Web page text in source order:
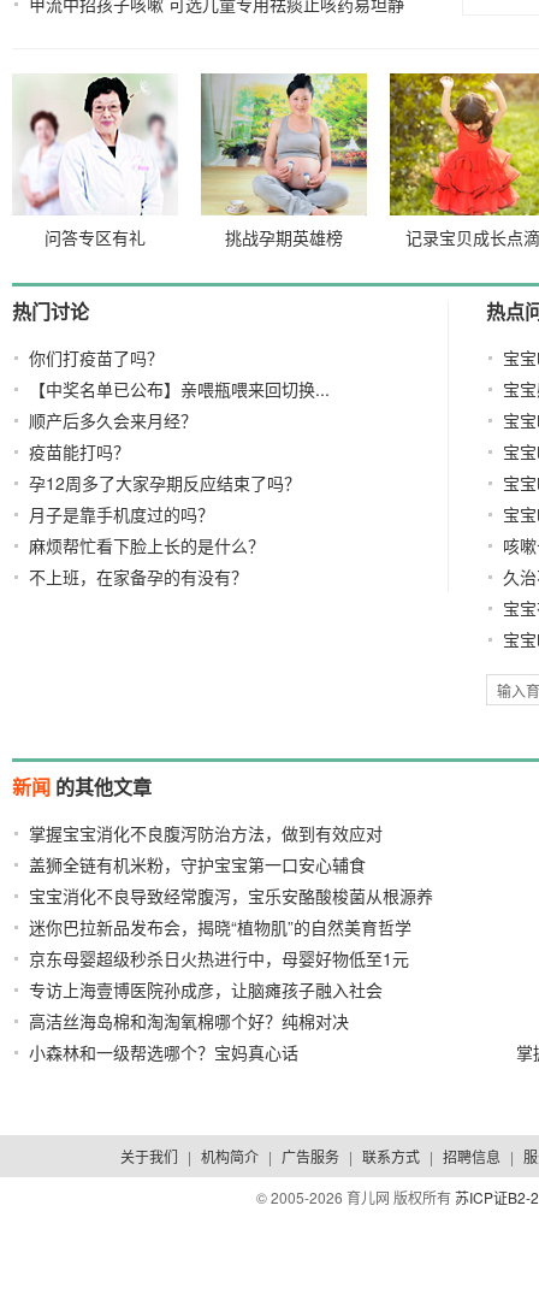
液
2023-03-16
问答专区有礼 挑战孕期英雄榜 记录宝贝成长点滴
热门讨论
你们打疫苗了吗？
【中奖名单已公布】亲喂瓶喂来回切换...
顺产后多久会来月经？
疫苗能打吗？
孕12周多了大家孕期反应结束了吗？
月子是靠手机度过的吗？
麻烦帮忙看下脸上长的是什么？
不上班，在家备孕的有没有？
热点
宝
宝
宝
宝
宝
宝
咳
久
宝
宝
新闻 的其他文章
掌握宝宝消化不良腹泻防治方法，做到有效应对
2026/07/28
盖狮全链有机米粉，守护宝宝第一口安心辅食
2026/07/28
宝宝消化不良导致经常腹泻，宝乐安酪酸梭菌从根源养
护
2026/07/27
迷你巴拉新品发布会，揭晓“植物肌”的自然美育哲学
2026/04/13
京东母婴超级秒杀日火热进行中，母婴好物低至1元
2026/04/10
专访上海壹博医院孙成彦，让脑瘫孩子融入社会
2026/03/20
​高洁丝海岛棉和淘淘氧棉哪个好？纯棉对决
小森林和一级帮选哪个？宝妈真心话 掌
关于我们 | 机构简介 | 广告服务 | 联系方式 | 招聘信息 |
© 2005-2026 育儿网 版权所有苏ICP证B2-